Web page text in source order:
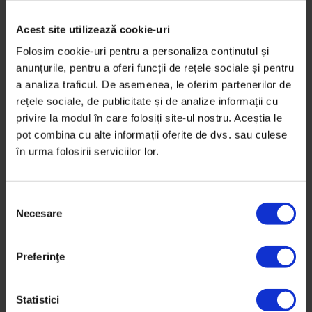
Acest site utilizează cookie-uri
Folosim cookie-uri pentru a personaliza conținutul și
anunțurile, pentru a oferi funcții de rețele sociale și pentru
a analiza traficul. De asemenea, le oferim partenerilor de
rețele sociale, de publicitate și de analize informații cu
privire la modul în care folosiți site-ul nostru. Aceștia le
pot combina cu alte informații oferite de dvs. sau culese
în urma folosirii serviciilor lor.
Necesare
Preferinţe
Statistici
Texte
Teodora, handbalul și idolul
Cum s-a îndrăgostit o handbalistă de nouă ani din
Războieni de sportul Cristinei Neagu.
DeDoR
Timp de citire: 3 minute
8 martie 2016